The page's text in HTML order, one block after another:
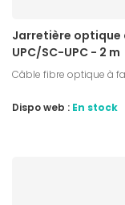
Jarretière optique
UPC/SC-UPC - 2 m
Câble fibre optique à
Dispo web : En stock